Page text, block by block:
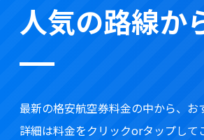
人気の路線か
最新の格安航空券料金の中から、お
詳細は料金をクリックorタップして